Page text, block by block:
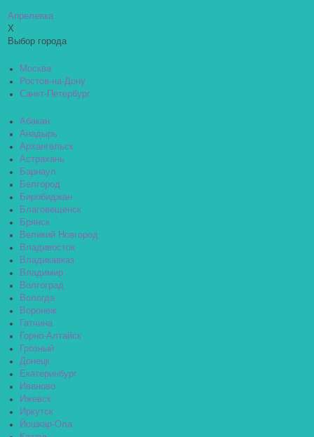
Апрелевка
X
Выбор города
Москва
Ростов-на-Дону
Санкт-Петербург
Абакан
Анадырь
Архангельск
Астрахань
Барнаул
Белгород
Биробиджан
Благовещенск
Брянск
Великий Новгород
Владивосток
Владикавказ
Владимир
Волгоград
Вологда
Воронеж
Гатчина
Горно-Алтайск
Грозный
Донецк
Екатеринбург
Иваново
Ижевск
Иркутск
Йошкар-Ола